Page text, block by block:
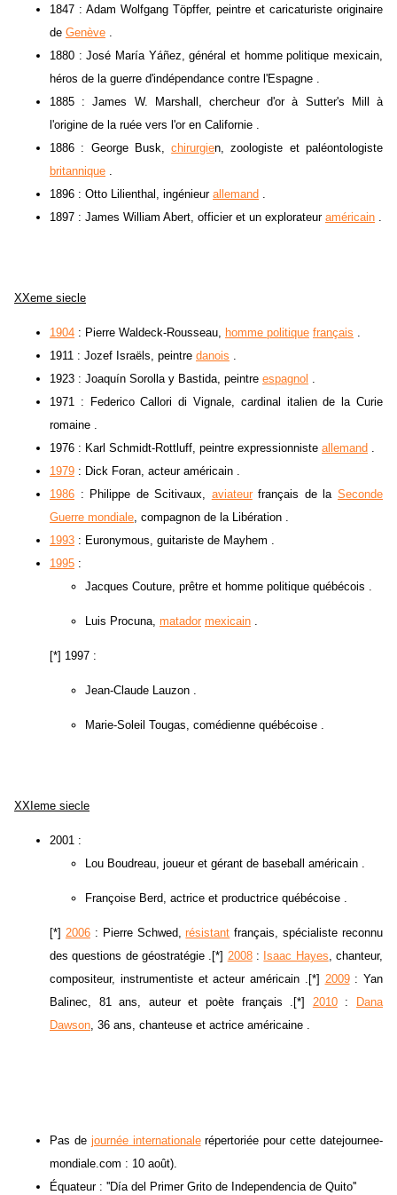
1847 : Adam Wolfgang Töpffer, peintre et caricaturiste originaire
de Genève .
1880 : José María Yáñez, général et homme politique mexicain,
héros de la guerre d'indépendance contre l'Espagne .
1885 : James W. Marshall, chercheur d'or à Sutter's Mill à
l'origine de la ruée vers l'or en Californie .
1886 : George Busk,chirurgien, zoologiste et paléontologiste
britannique .
1896 : Otto Lilienthal, ingénieur allemand .
1897 : James William Abert, officier et un explorateur américain .
XXeme siecle
1904 : Pierre Waldeck-Rousseau, homme politique français .
1911 : Jozef Israëls, peintre danois .
1923 : Joaquín Sorolla y Bastida, peintre espagnol .
1971 : Federico Callori di Vignale, cardinal italien de la Curie
romaine .
1976 : Karl Schmidt-Rottluff, peintre expressionniste allemand .
1979 : Dick Foran, acteur américain .
1986 : Philippe de Scitivaux, aviateurfrançais de laSeconde
Guerre mondiale, compagnon de la Libération .
1993 : Euronymous, guitariste de Mayhem .
1995 :
Jacques Couture, prêtre et homme politique québécois .
Luis Procuna, matador mexicain .
[*] 1997 :
Jean-Claude Lauzon .
Marie-Soleil Tougas, comédienne québécoise .
XXIeme siecle
2001 :
Lou Boudreau, joueur et gérant de baseball américain .
Françoise Berd, actrice et productrice québécoise .
[*] 2006: Pierre Schwed,résistant français, spécialiste reconnu
des questions de géostratégie .[*] 2008: Isaac Hayes, chanteur,
compositeur, instrumentiste et acteur américain .[*] 2009: Yan
Balinec, 81 ans, auteur et poète français .[*] 2010:
Dana
Dawson, 36 ans, chanteuse et actrice américaine .
Pas de journée internationalerépertoriée pour cette datejournee-
mondiale.com : 10 août).
Équateur : ''Día del Primer Grito de Independencia de Quito''